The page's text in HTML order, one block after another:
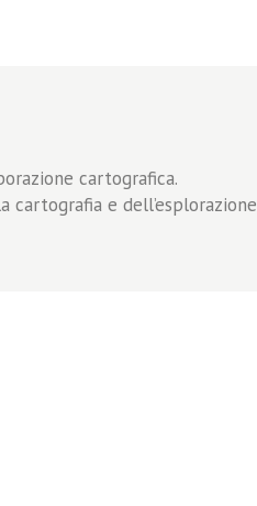
cartografica.
e dell’esplorazione